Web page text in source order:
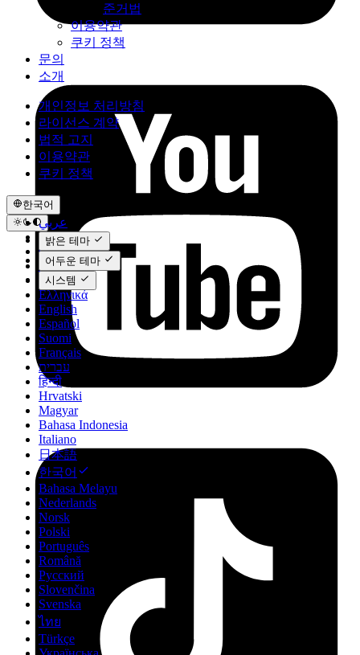
준거법
이용약관
쿠키 정책
문의
소개
개인정보 처리방침
라이선스 계약
법적 고지
이용약관
쿠키 정책
한국어
عربي
Català
Čeština
Dansk
Deutsch
Ελληνικά
English
Español
Suomi
Français
עברית
हिन्दी
Hrvatski
Magyar
Bahasa Indonesia
Italiano
日本語
한국어
Bahasa Melayu
Nederlands
Norsk
Polski
Português
Română
Русский
Slovenčina
Svenska
ไทย
Türkçe
밝은 테마
어두운 테마
시스템